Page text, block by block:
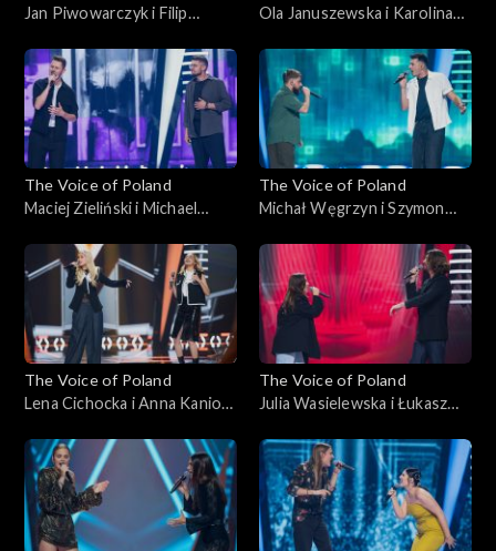
Jan Piwowarczyk i Filip
Open”; „The Voice of
Poland”, Bitwy, 11
października 2025
Ola Januszewska i Karolina
„The Voice of Poland”, Bitwy,
11 października 2025
The Voice of Poland
Maciej Zieliński i Michael
of Poland”, Bitwy, 11
października 2025
The Voice of Poland
Michał Węgrzyn i Szymon
Voice of Poland”, Bitwy, 11
października 2025
The Voice of Poland
Lena Cichocka i Anna Kaniok
Poland”, Bitwy, 11
października 2025
The Voice of Poland
Julia Wasielewska i Łukasz
Voice of Poland”, Bitwy, 11
października 2025